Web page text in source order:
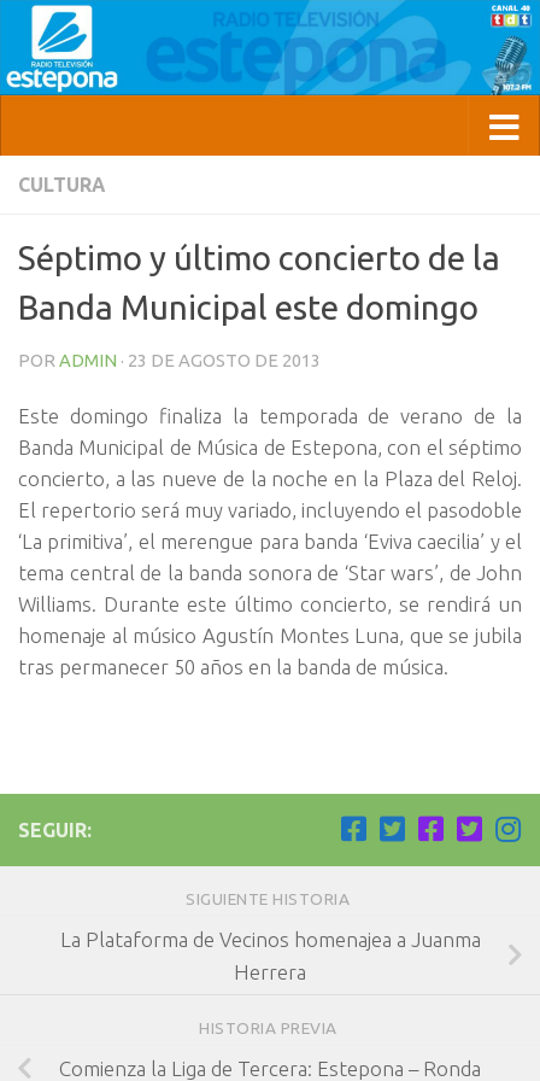
CULTURA
Séptimo y último concierto de la
Banda Municipal este domingo
POR ADMIN · 23 DE AGOSTO DE 2013
Este domingo finaliza la temporada de verano de la
Banda Municipal de Música de Estepona, con el séptimo
concierto, a las nueve de la noche en la Plaza del Reloj.
El repertorio será muy variado, incluyendo el pasodoble
‘La primitiva’, el merengue para banda ‘Eviva caecilia’ y el
tema central de la banda sonora de ‘Star wars’, de John
Williams. Durante este último concierto, se rendirá un
homenaje al músico Agustín Montes Luna, que se jubila
tras permanecer 50 años en la banda de música.
SEGUIR:
SIGUIENTE HISTORIA
La Plataforma de Vecinos homenajea a Juanma
Herrera
HISTORIA PREVIA
Comienza la Liga de Tercera: Estepona – Ronda